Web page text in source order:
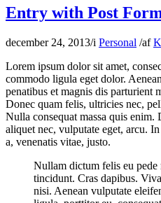
Entry with Post
december 24, 2013/i Personal /af
Lorem ipsum dolor sit amet,
commodo ligula eget dolor.
penatibus et magnis dis parturient
Donec quam felis, ultricies nec,
Nulla consequat massa quis
aliquet nec, vulputate eget, arcu.
a, venenatis vitae, justo.
Nullam dictum felis eu
tincidunt. Cras dapibus.
nisi. Aenean vulputate